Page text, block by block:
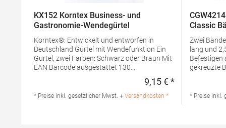
KX152 Korntex Business- und
Gastronomie-Wendegürtel
Korntex®: Entwickelt und entworfen in
Deutschland Gürtel mit Wendefunktion Ein
Gürtel, zwei Farben: Schwarz oder Braun Mit
EAN Barcode ausgestattet 130
Produktsicherheit: Herst.-Nr.:
Regulärer Preis:
9,15 € *
* Preise inkl. gesetzlicher Mwst. + Versandkosten *
Classic
Zwei
lang und 2,5 cm breit
Befestigen an
gekreuzte
Strapazierfähig Bis 95
* Preise inkl.